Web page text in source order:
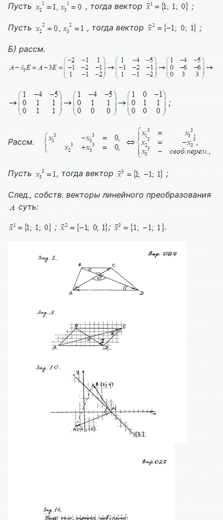
Пусть , тогда вектор ;
Пусть , тогда вектор ;
Б) рассм.
;
Рассм.
Пусть , тогда вектор ;
След., собств. векторы линейного преобразования
суть:
;
; .